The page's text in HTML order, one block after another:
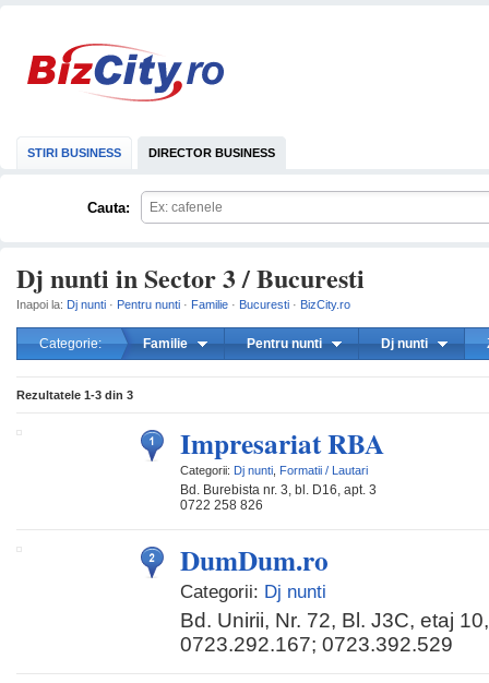
STIRI BUSINESS DIRECTOR BUSINESS
Cauta:
Dj nunti in Sector 3 / Bucuresti
Inapoi la: Dj nunti · Pentru nunti · Familie · Bucuresti · BizCity.ro
Categorie: Familie Pentru nunti Dj nunti
Rezultatele 1-3 din 3
Impresariat RBA
Categorii: Dj nunti Formatii / Lautari
Bd. Burebista nr. 3, bl. D16, apt. 3
0722 258 826
DumDum.ro
Categorii: Dj nunti
Bd. Unirii, Nr. 72, Bl. J3C, etaj
0723.292.167; 0723.392.529